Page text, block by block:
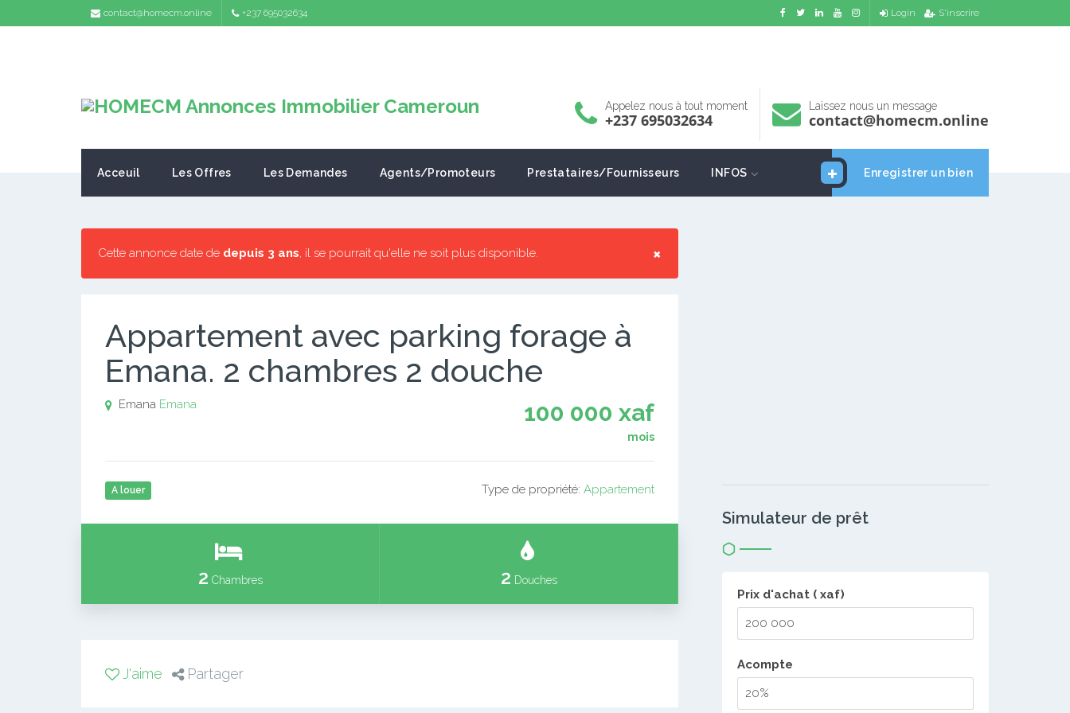
contact@homecm.online +237 695032634 Login S'inscrire
Appelez nous à tout moment
+237 695032634
Laissez nous un message
contact@homecm.online
Enregistrer un bien
Acceuil Les Offres Les Demandes Agents/Promoteurs Prestataires/Fournisseurs INFOS
×
Cette annonce date de depuis 3 ans, il se pourrait qu'elle ne soit plus disponible.
Appartement avec parking forage à
Emana. 2 chambres 2 douche
100 000 xaf
mois
Emana Emana
A louer Type de propriété: Appartement
2 Chambres 2 Douches
J'aime Partager
Simulateur de prêt
Prix d'achat ( xaf)
Acompte